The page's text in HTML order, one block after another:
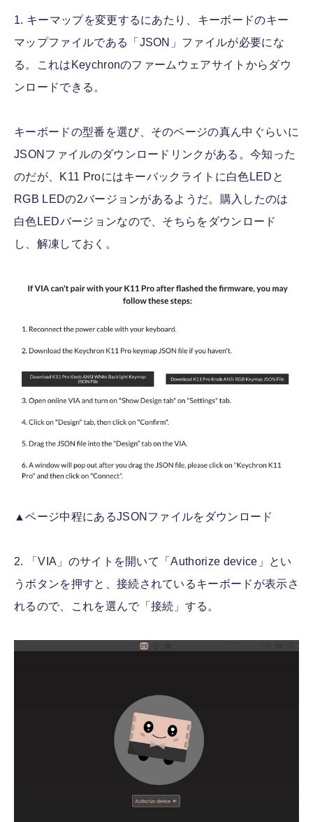
1. キーマップを変更するにあたり、キーボードのキー
マップファイルである「JSON」ファイルが必要にな
る。これはKeychronのファームウェアサイトからダウ
ンロードできる。
キーボードの型番を選び、そのページの真ん中ぐらいに
JSONファイルのダウンロードリンクがある。今知った
のだが、K11 Proにはキーバックライトに白色LEDと
RGB LEDの2バージョンがあるようだ。購入したのは
白色LEDバージョンなので、そちらをダウンロード
し、解凍しておく。
▲ページ中程にあるJSONファイルをダウンロード
2. 「VIA」のサイトを開いて「Authorize device」とい
うボタンを押すと、接続されているキーボードが表示さ
れるので、これを選んで「接続」する。